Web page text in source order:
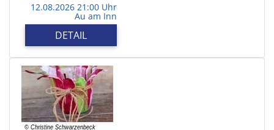
12.08.2026 21:00 Uhr
Au am Inn
DETAIL